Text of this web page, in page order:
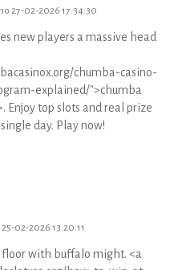
27-02-2026 17:34:30
new players a massive head
chumba-casino-
explained/">chumba
Enjoy top slots and real prize
day. Play now!
02-2026 13:20:11
floor with buffalo might. <a